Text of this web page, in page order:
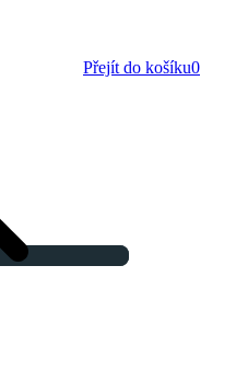
Přejít do košíku0